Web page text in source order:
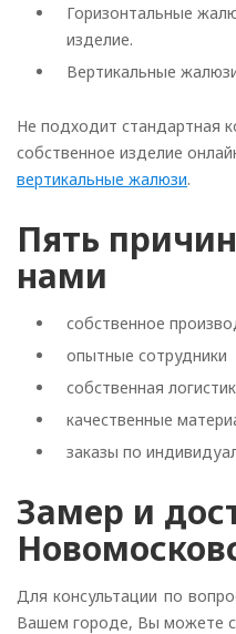
Горизонтальные
изделие.
Вертикальные
Не подходит стандартная
собственное изделие
вертикальные жалюзи.
Пять
нами
собственное
опытные сотрудники
собственная
качественные
заказы по
Замер и
Для консультации по
Вашем городе, Вы можете